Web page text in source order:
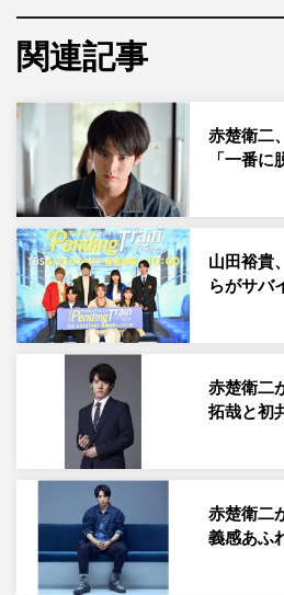
水曜ドラマ『こっち向いてよ向井くん』
テレビ
赤楚衛二が、7月スタートの水曜
向井くん』（日本テレビ系 毎
帯連続ドラマ初主演を務めるこ
ねむようこ、鈴木将大プロデュ
た。
本作は、ねむようこがFEEL
「第13回 ananマンガ大賞 準大賞
ドラマ化。主演を務めるのは、
主演となる赤楚衛二。日テレ水
い恋』以来の約7年ぶりの男性単
赤楚が演じるのは、結婚だけが
を生きる主人公・向井悟。雰囲
できる、いいオトコ、向井くん
意気込む彼に待ち受けていたの
会い、そして10年前の忘れられ
関連記事
赤楚衛二
「一番
山田裕貴
らがサバ
赤楚衛二
拓哉と初
赤楚衛二
義感あふ